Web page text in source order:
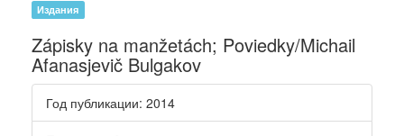
Издания
Zápisky na manžetách; Poviedky/Michail
Afanasjevič Bulgakov
Год публикации: 2014